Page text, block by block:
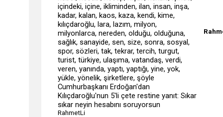
Cumhurbaşkanı Erdoğan'dan
Kılıçdaroğlu'nun 5'li çete restine yanıt: Sıkar
sıkar neyin hesabını soruyorsun
RahmetLi